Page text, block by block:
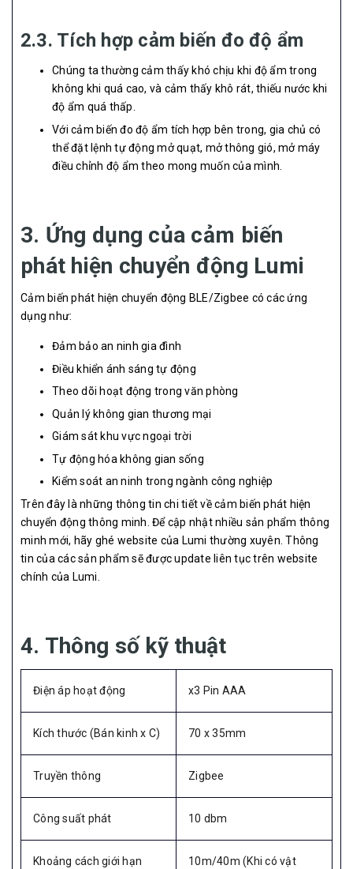
2.3. Tích hợp cảm biến đo độ ẩm
Chúng ta thường cảm thấy khó chịu khi độ ẩm trong
không khi quá cao, và cảm thấy khô rát, thiếu nước khi
độ ẩm quá thấp.
Với cảm biến đo độ ẩm tích hợp bên trong, gia chủ có
thể đặt lệnh tự động mở quạt, mở thông gió, mở máy
điều chỉnh độ ẩm theo mong muốn của mình.
3. Ứng dụng của cảm biến
phát hiện chuyển động Lumi
Cảm biến phát hiện chuyển động BLE/Zigbee có các ứng
dụng như:
Đảm bảo an ninh gia đình
Điều khiển ánh sáng tự động
Theo dõi hoạt động trong văn phòng
Quản lý không gian thương mại
Giám sát khu vực ngoại trời
Tự động hóa không gian sống
Kiểm soát an ninh trong ngành công nghiệp
Trên đây là những thông tin chi tiết về cảm biến phát hiện
chuyển động thông minh. Để cập nhật nhiều sản phẩm thông
minh mới, hãy ghé website của Lumi thường xuyên. Thông
tin của các sản phẩm sẽ được update liên tục trên website
chính của Lumi.
4. Thông số kỹ thuật
Điện áp hoạt động x3 Pin AAA
Kích thước (Bán kinh x C) 70 x 35mm
Truyền thông Zigbee
Công suất phát 10 dbm
Khoảng cách giới hạn
10m/40m (Khi có vật